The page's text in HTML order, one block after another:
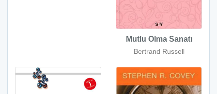
Mutlu Olma Sanatı
Bertrand Russell